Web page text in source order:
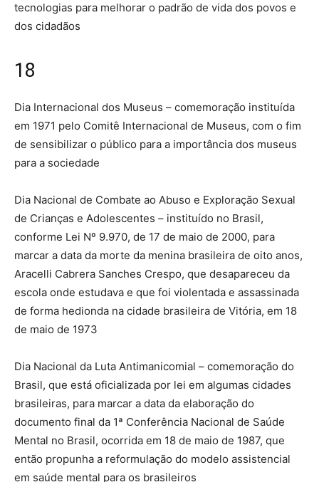
tecnologias para melhorar o padrão de vida dos povos e
dos cidadãos
18
Dia Internacional dos Museus – comemoração instituída
em 1971 pelo Comitê Internacional de Museus, com o fim
de sensibilizar o público para a importância dos museus
para a sociedade
Dia Nacional de Combate ao Abuso e Exploração Sexual
de Crianças e Adolescentes – instituído no Brasil,
conforme Lei Nº 9.970, de 17 de maio de 2000, para
marcar a data da morte da menina brasileira de oito anos,
Aracelli Cabrera Sanches Crespo, que desapareceu da
escola onde estudava e que foi violentada e assassinada
de forma hedionda na cidade brasileira de Vitória, em 18
de maio de 1973
Dia Nacional da Luta Antimanicomial – comemoração do
Brasil, que está oficializada por lei em algumas cidades
brasileiras, para marcar a data da elaboração do
documento final da 1ª Conferência Nacional de Saúde
Mental no Brasil, ocorrida em 18 de maio de 1987, que
então propunha a reformulação do modelo assistencial
em saúde mental para os brasileiros